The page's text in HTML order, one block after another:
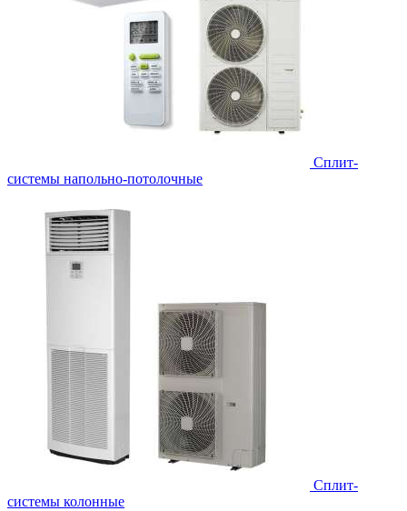
Сплит-
системы напольно-потолочные
Cплит-
системы колонные